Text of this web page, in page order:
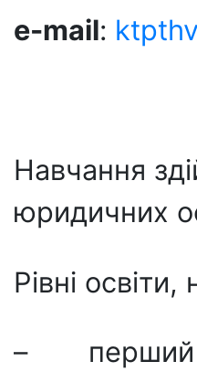
e-mail:
Навчання
юридичних
Рівні
– перший